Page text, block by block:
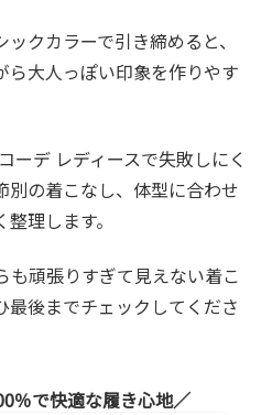
クカラーで引き締めると、
ら大人っぽい印象を作りやす
ーデ レディースで失敗しにく
別の着こなし、体型に合わせ
理します。
も頑張りすぎて見えない着こ
後までチェックしてくださ
％で快適な履き心地